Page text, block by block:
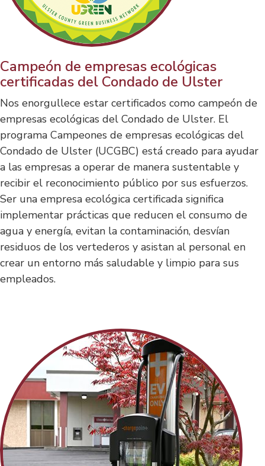
Campeón de empresas ecológicas
certificadas del Condado de Ulster
Nos enorgullece estar certificados como campeón de
empresas ecológicas del Condado de Ulster. El
programa Campeones de empresas ecológicas del
Condado de Ulster (UCGBC) está creado para ayudar
a las empresas a operar de manera sustentable y
recibir el reconocimiento público por sus esfuerzos.
Ser una empresa ecológica certificada significa
implementar prácticas que reducen el consumo de
agua y energía, evitan la contaminación, desvían
residuos de los vertederos y asistan al personal en
crear un entorno más saludable y limpio para sus
empleados.